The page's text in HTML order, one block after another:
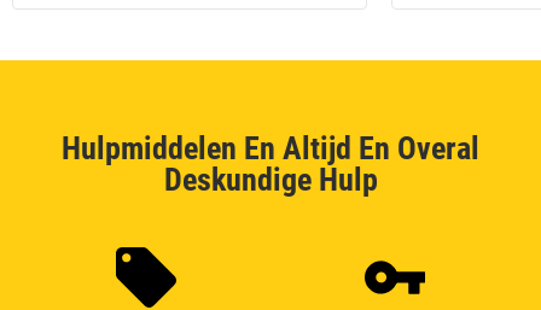
Hulpmiddelen En Altijd En Overal
Deskundige Hulp